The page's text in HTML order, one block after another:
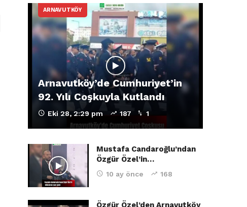
ARNAVUTKÖY
Arnavutköy’de Cumhuriyet’in
92. Yılı Coşkuyla Kutlandı
Eki 28, 2:29 pm 187 1
Mustafa Candaroğlu’ndan
Özgür Özel’in…
10 ay önce 168